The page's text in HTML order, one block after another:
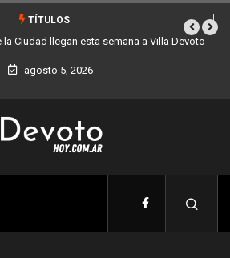
TÍTULOS
una colecta solidaria de juguetes y libros
día del niño
agosto 5, 2026